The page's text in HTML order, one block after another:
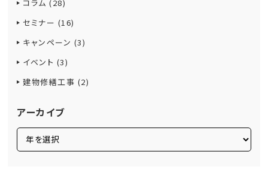
コラム (28)
セミナー (16)
キャンペーン (3)
イベント (3)
建物修繕工事 (2)
アーカイブ